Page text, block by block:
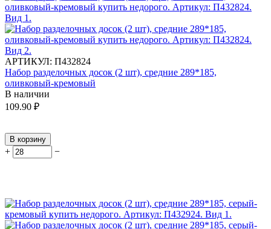
АРТИКУЛ: П432824
Набор разделочных досок (2 шт), средние 289*185,
оливковый-кремовый
В наличии
109.90 ₽
В корзину
+ −